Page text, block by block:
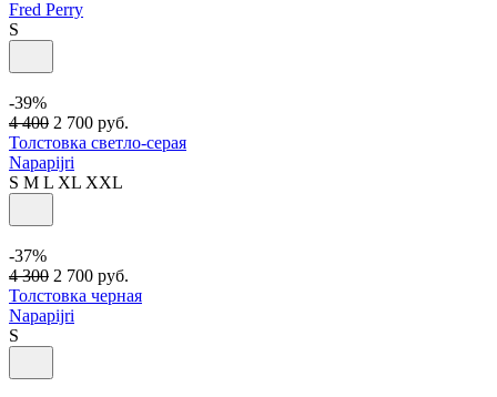
Fred Perry
S
-39%
4 400 2 700 руб.
Толстовка светло-серая
Napapijri
S M L XL XXL
-37%
4 300 2 700 руб.
Толстовка черная
Napapijri
S